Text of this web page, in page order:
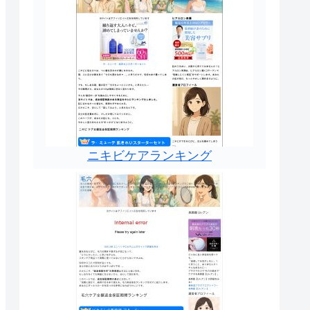
ニキビケアランキング